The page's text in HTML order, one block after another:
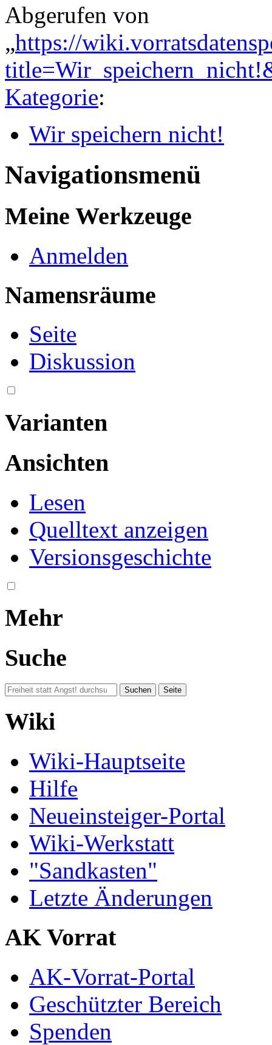
Abgerufen von
„https://
Kategorie:
Wir speichern nicht!
Navigationsmenü
Meine Werkzeuge
Anmelden
Namensräume
Seite
Diskussion
Varianten
Ansichten
Lesen
Quelltext anzeigen
Versionsgeschichte
Mehr
Suche
Wiki
Wiki-Hauptseite
Hilfe
Neueinsteiger-Portal
Wiki-Werkstatt
"Sandkasten"
Letzte Änderungen
AK Vorrat
AK-Vorrat-Portal
Geschützter Bereich
Spenden